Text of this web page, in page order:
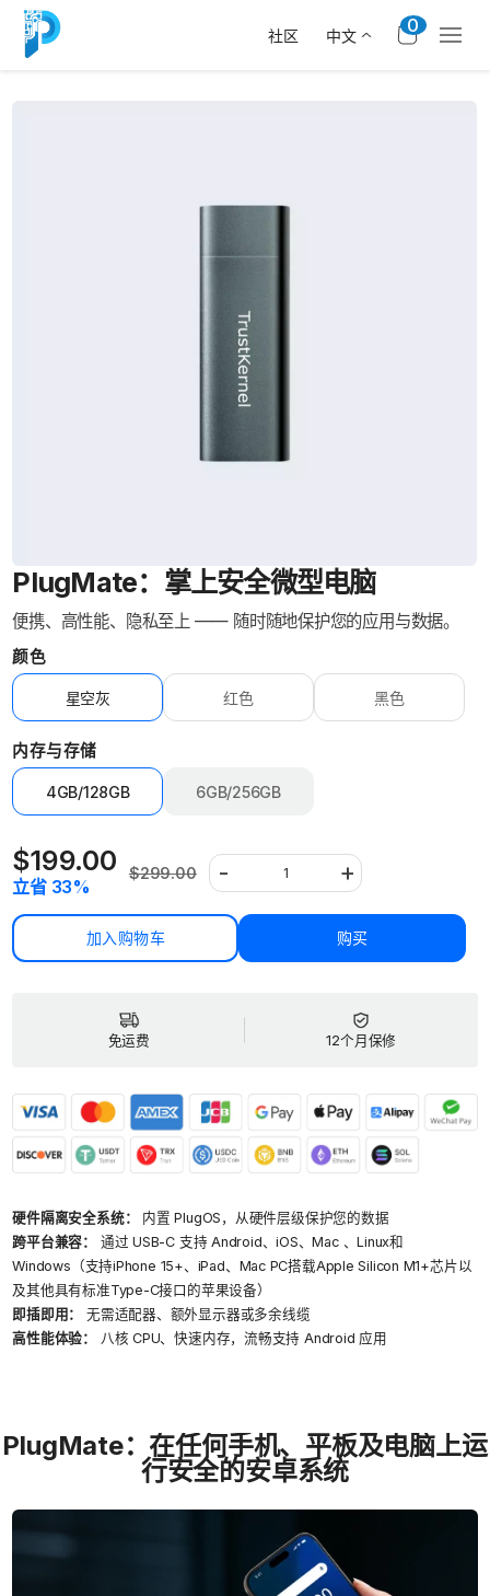
社区 中文 0
SKIP
TO
CONTENT
Open
featured
media
in
gallery
PlugMate：掌上安全微型电脑
便携、高性能、隐私至上 —— 随时随地保护您的应用与数据。
颜色
星空灰
Variant
out
unavailable
红色
Variant
unavailable
黑色
Variant
内存与存储
4GB/128GB
Variant
out
or
unavailable
6GB/256GB
Sale
price
$199.00
立省 33%
Regular
price
$299.00
Decrease
quantity
for
PlugMate：
掌
脑
-
Quantity
Increase
quantity
for
PlugMate：
全
微
脑
+
加入购物车 购买
免运费 12个月保修
硬件隔离安全系统：
内置 PlugOS，从硬件层级保护您的数据
跨平台兼容：
通过 USB-C 支持 Android、iOS、Mac 、Linux和
Windows（支持iPhone 15+、iPad、Mac PC搭载Apple Silicon M1+芯片以
及其他具有标准Type-C接口的苹果设备）
即插即用：
无需适配器、额外显示器或多余线缆
高性能体验：
八核 CPU、快速内存，流畅支持 Android 应用
PlugMate：在任何手机、平板及电脑上运
行安全的安卓系统